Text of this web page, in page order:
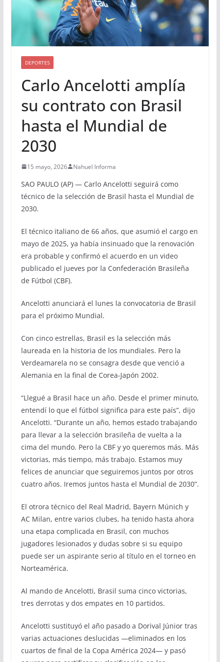
DEPORTES
Carlo Ancelotti amplía
su contrato con Brasil
hasta el Mundial de
2030
15 mayo, 2026 Nahuel Informa
SAO PAULO (AP) — Carlo Ancelotti seguirá como
técnico de la selección de Brasil hasta el Mundial de
2030.
El técnico italiano de 66 años, que asumió el cargo en
mayo de 2025, ya había insinuado que la renovación
era probable y confirmó el acuerdo en un video
publicado el jueves por la Confederación Brasileña
de Fútbol (CBF).
Ancelotti anunciará el lunes la convocatoria de Brasil
para el próximo Mundial.
Con cinco estrellas, Brasil es la selección más
laureada en la historia de los mundiales. Pero la
Verdeamarela no se consagra desde que venció a
Alemania en la final de Corea-Japón 2002.
“Llegué a Brasil hace un año. Desde el primer minuto,
entendí lo que el fútbol significa para este país”, dijo
Ancelotti. “Durante un año, hemos estado trabajando
para llevar a la selección brasileña de vuelta a la
cima del mundo. Pero la CBF y yo queremos más. Más
victorias, más tiempo, más trabajo. Estamos muy
felices de anunciar que seguiremos juntos por otros
cuatro años. Iremos juntos hasta el Mundial de 2030”.
El otrora técnico del Real Madrid, Bayern Múnich y
AC Milan, entre varios clubes, ha tenido hasta ahora
una etapa complicada en Brasil, con muchos
jugadores lesionados y dudas sobre si su equipo
puede ser un aspirante serio al título en el torneo en
Norteamérica.
Al mando de Ancelotti, Brasil suma cinco victorias,
tres derrotas y dos empates en 10 partidos.
Ancelotti sustituyó el año pasado a Dorival Júnior tras
varias actuaciones deslucidas —eliminados en los
cuartos de final de la Copa América 2024— y pasó